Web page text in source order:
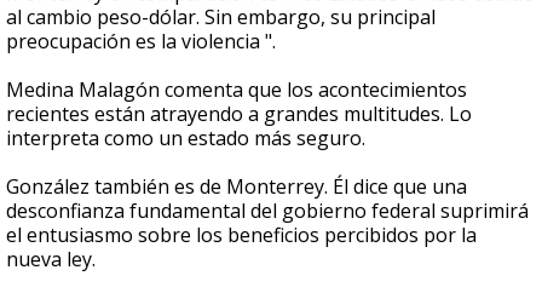
al cambio peso-dólar. Sin embargo, su principal
preocupación es la violencia ".
Medina Malagón comenta que los acontecimientos
recientes están atrayendo a grandes multitudes. Lo
interpreta como un estado más seguro.
González también es de Monterrey. Él dice que una
desconfianza fundamental del gobierno federal suprimirá
el entusiasmo sobre los beneficios percibidos por la
nueva ley.